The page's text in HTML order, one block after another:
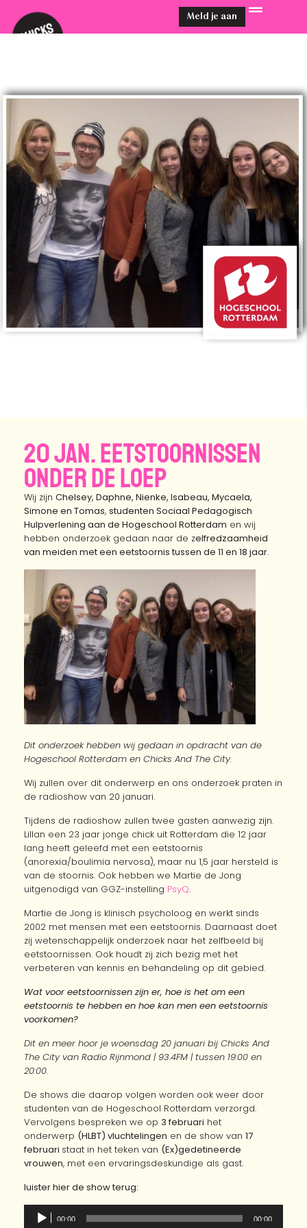
Meld je aan
20 jan. Eetstoornissen
onder de loep
Wij zijn Chelsey, Daphne, Nienke, Isabeau, Mycaela,
Simone en Tomas, studenten Sociaal Pedagogisch
Hulpverlening aan de Hogeschool Rotterdam en wij
hebben onderzoek gedaan naar de zelfredzaamheid
van meiden met een eetstoornis tussen de 11 en 18 jaar.
Dit onderzoek hebben wij gedaan in opdracht van de
Hogeschool Rotterdam en Chicks And The City.
Wij zullen over dit onderwerp en ons onderzoek praten in
de radioshow van 20 januari.
Tijdens de radioshow zullen twee gasten aanwezig zijn.
Lillan een 23 jaar jonge chick uit Rotterdam die 12 jaar
lang heeft geleefd met een eetstoornis
(anorexia/boulimia nervosa), maar nu 1,5 jaar hersteld is
van de stoornis. Ook hebben we Martie de Jong
uitgenodigd van GGZ-instelling PsyQ.
Martie de Jong is klinisch psycholoog en werkt sinds
2002 met mensen met een eetstoornis. Daarnaast doet
zij wetenschappelijk onderzoek naar het zelfbeeld bij
eetstoornissen. Ook houdt zij zich bezig met het
verbeteren van kennis en behandeling op dit gebied.
Wat voor eetstoornissen zijn er, hoe is het om een
eetstoornis te hebben en hoe kan men een eetstoornis
voorkomen?
Dit en meer hoor je woensdag 20 januari bij Chicks And
The City van Radio Rijnmond | 93.4FM | tussen 19:00 en
20:00.
De shows die daarop volgen worden ook weer door
studenten van de Hogeschool Rotterdam verzorgd.
Vervolgens bespreken we op 3 februari het
onderwerp (HLBT) vluchtelingen en de show van 17
februari staat in het teken van (Ex)gedetineerde
vrouwen, met een ervaringsdeskundige als gast.
luister hier de show terug:
Audiospeler
00:00 00:00